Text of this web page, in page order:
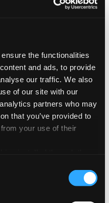
the functionalities
and ads, to provide
our traffic. We also
of our site with our
partners who may
that you’ve provided to
your use of their
offre une surface
, avec sa finition
parfaitement
Ispira
, alliant
et raffiné, ce set
qui recherchent le
praticité.